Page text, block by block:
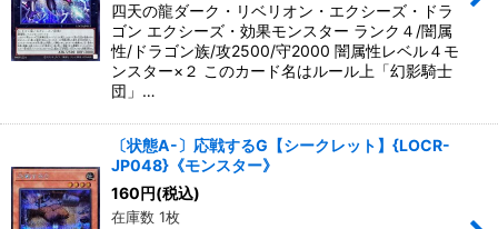
四天の龍ダーク・リベリオン・エクシーズ・ドラ
ゴン エクシーズ・効果モンスター ランク４/闇属
性/ドラゴン族/攻2500/守2000 闇属性レベル４モ
ンスター×２ このカード名はルール上「幻影騎士
団」…
〔状態A-〕応戦するG【シークレット】{LOCR-
JP048}《モンスター》
160円(税込)
在庫数 1枚